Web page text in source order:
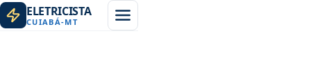
ELETRICISTA
CUIABÁ-MT